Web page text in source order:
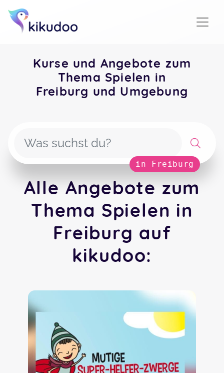
Kurse und Angebote zum
Thema Spielen in
Freiburg und Umgebung
in Freiburg
Alle Angebote zum
Thema Spielen in
Freiburg auf
kikudoo: